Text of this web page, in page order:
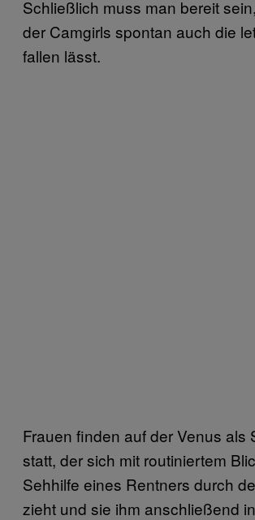
Schließlich muss man bereit
der Camgirls spontan auch die
fallen lässt.
Frauen finden auf der Venus als
statt, der sich mit routiniertem
Sehhilfe eines Rentners durch
zieht und sie ihm anschließend